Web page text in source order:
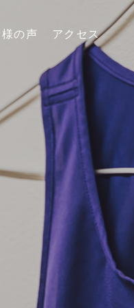
の声 アクセス